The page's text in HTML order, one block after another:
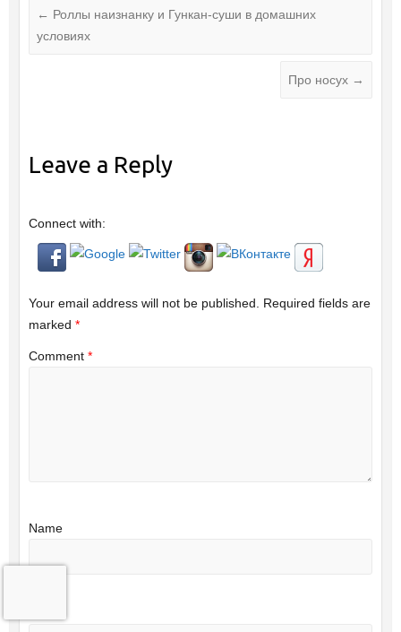
← Роллы наизнанку и Гункан-суши в домашних
условиях
Про носух →
Leave a Reply
Connect with:
Your email address will not be published.
Required fields are
marked *
Comment *
Name